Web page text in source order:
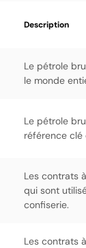
Description
Le pétrole
le monde
Le pétrole
référence clé
Les contrats
qui sont
confiserie.
Les contrats